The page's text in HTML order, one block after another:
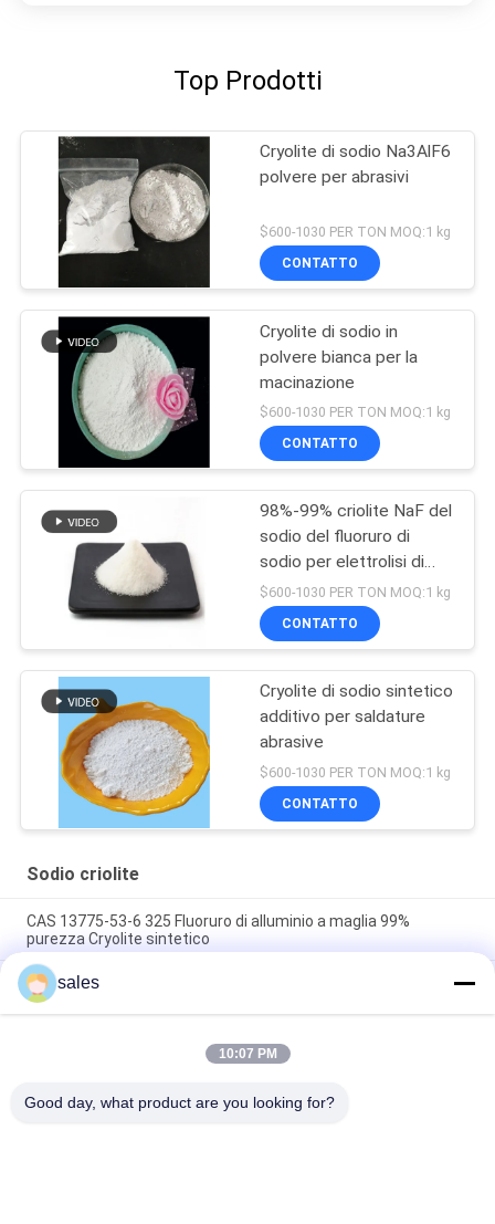
Top Prodotti
Cryolite di sodio Na3AlF6
polvere per abrasivi
$600-1030 PER TON MOQ:1 kg
CONTATTO
Cryolite di sodio in
polvere bianca per la
macinazione
$600-1030 PER TON MOQ:1 kg
CONTATTO
98%-99% criolite NaF del
sodio del fluoruro di
sodio per elettrolisi di
alluminio
$600-1030 PER TON MOQ:1 kg
CONTATTO
Cryolite di sodio sintetico
additivo per saldature
abrasive
$600-1030 PER TON MOQ:1 kg
CONTATTO
Sodio criolite
CAS 13775-53-6 325 Fluoruro di alluminio a maglia 99%
purezza Cryolite sintetico
Oltre il grado 1000 di industriale di Mesh Sodium Cryolite CAS
13775-53-6
Peso molecolare 209,94 Cryolite di sodio Composto chimico
insolubile in acqua Ideale per i processi di produzione
sales
10:07 PM
Good day, what product are you looking for?